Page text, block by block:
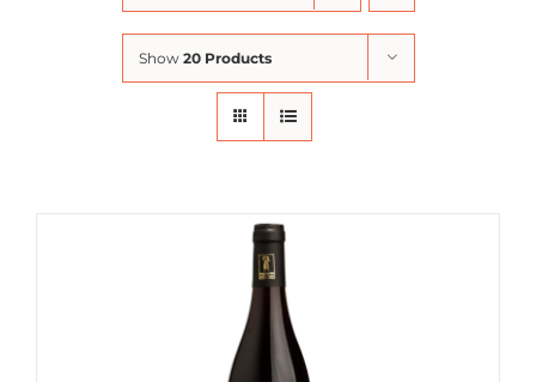
Show 20 Products